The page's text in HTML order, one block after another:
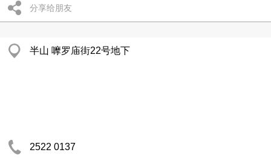
分享给朋友
半山 嚤罗庙街22号地下
2522 0137